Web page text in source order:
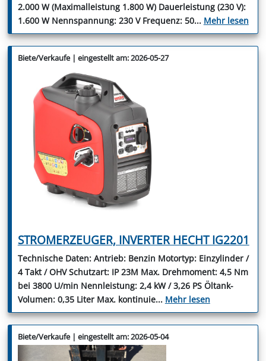
2.000 W (Maximalleistung 1.800 W) Dauerleistung (230 V):
1.600 W Nennspannung: 230 V Frequenz: 50... Mehr lesen
Biete/Verkaufe | eingestellt am: 2026-05-27
STROMERZEUGER, INVERTER HECHT IG2201
Technische Daten: Antrieb: Benzin Motortyp: Einzylinder /
4 Takt / OHV Schutzart: IP 23M Max. Drehmoment: 4,5 Nm
bei 3800 U/min Nennleistung: 2,4 kW / 3,26 PS Öltank-
Volumen: 0,35 Liter Max. kontinuie... Mehr lesen
Biete/Verkaufe | eingestellt am: 2026-05-04